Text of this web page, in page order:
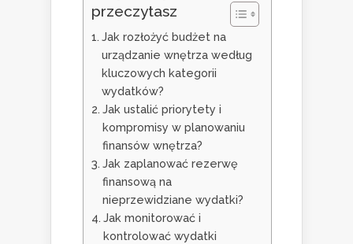
przeczytasz
Jak rozłożyć budżet na
urządzanie wnętrza według
kluczowych kategorii
wydatków?
Jak ustalić priorytety i
kompromisy w planowaniu
finansów wnętrza?
Jak zaplanować rezerwę
finansową na
nieprzewidziane wydatki?
Jak monitorować i
kontrolować wydatki